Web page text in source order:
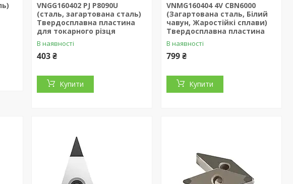
VNGG160402 PJ P8090U
(сталь, загартована сталь)
Твердосплавна пластина
для токарного різця
В наявності
403 ₴
Купити
VNMG160404 4V CBN6000
(Загартована сталь, Білий
чавун, Жаростійкі сплави)
Твердосплавна пластина
В наявності
799 ₴
Купити